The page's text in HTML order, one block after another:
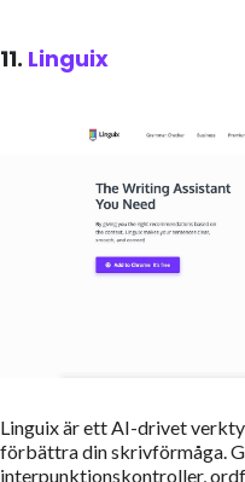
11. Linguix
Linguix är ett AI-drivet
förbättra din skrivförmåga.
interpunktionskontroller,